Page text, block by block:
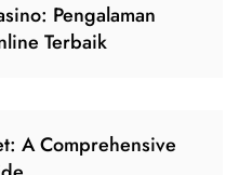
Pengalaman
Terbaik
A Comprehensive